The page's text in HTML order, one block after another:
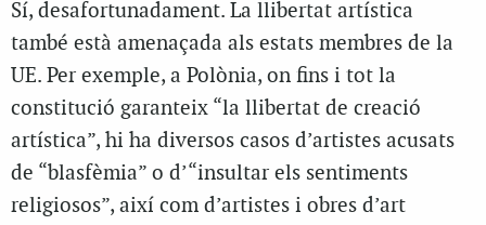
Sí, desafortunadament. La llibertat artística
també està amenaçada als estats membres de la
UE. Per exemple, a Polònia, on fins i tot la
constitució garanteix “la llibertat de creació
artística”, hi ha diversos casos d’artistes acusats
de “blasfèmia” o d’“insultar els sentiments
religiosos”, així com d’artistes i obres d’art